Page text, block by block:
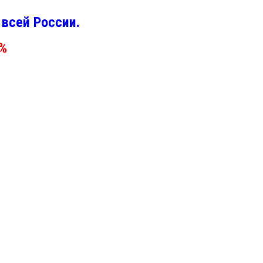
России.